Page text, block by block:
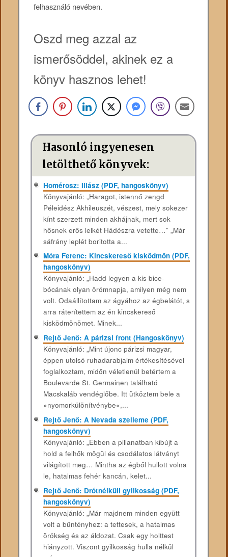
felhasználó nevében.
Oszd meg azzal az
ismerősöddel, akinek ez a
könyv hasznos lehet!
Hasonló ingyenesen
letölthető könyvek:
Homérosz: Iliász (PDF, hangoskönyv)
Könyvajánló: „Haragot, istennő zengd
Péleidész Akhileuszét, vészest, mely sokezer
kínt szerzett minden akhájnak, mert sok
hősnek erős lelkét Hádészra vetette…” „Már
sáfrány leplét boritotta a...
Móra Ferenc: Kincskereső kisködmön (PDF,
hangoskönyv)
Könyvajánló: „Hadd legyen a kis bice-
bócának olyan örömnapja, amilyen még nem
volt. Odaállítottam az ágyához az égbelátót, s
arra ráterítettem az én kincskereső
kisködmönömet. Minek...
Rejtő Jenő: A párizsi front (Hangoskönyv)
Könyvajánló: „Mint újonc párizsi magyar,
éppen utolsó ruhadarabjaim értékesítésével
foglalkoztam, midőn véletlenül betértem a
Boulevarde St. Germainen található
Macskaláb vendéglőbe. Itt ütköztem bele a
»nyomorkülönítvénybe«,...
Rejtő Jenő: A Nevada szelleme (PDF,
hangoskönyv)
Könyvajánló: „Ebben a pillanatban kibújt a
hold a felhők mögül és csodálatos látványt
világított meg… Mintha az égből hullott volna
le, hatalmas fehér kancán, kelet...
Rejtő Jenő: Drótnélküli gyilkosság (PDF,
hangoskönyv)
Könyvajánló: „Már majdnem minden együtt
volt a bűntényhez: a tettesek, a hatalmas
örökség és az áldozat. Csak egy holttest
hiányzott. Viszont gyilkosság hulla nélkül